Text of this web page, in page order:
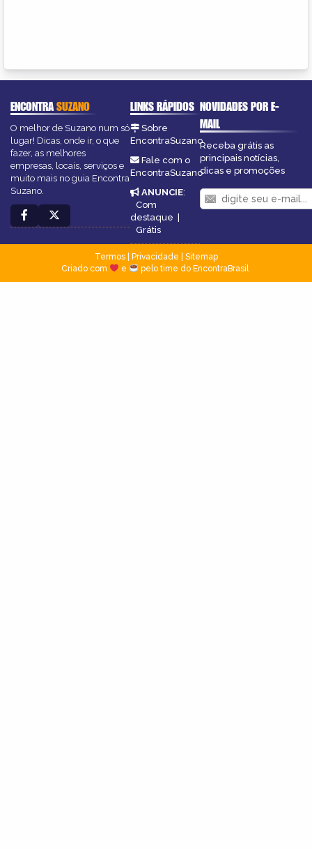
ENCONTRASUZANO
O melhor de Suzano num só
lugar! Dicas, onde ir, o que
fazer, as melhores
empresas, locais, serviços e
muito mais no guia Encontra
Suzano.
LINKS RÁPIDOS
Sobre
EncontraSuzano
Fale com o
EncontraSuzano
ANUNCIE:
Com
destaque |
Grátis
NOVIDADES POR E-
MAIL
Receba grátis as
principais notícias,
dicas e promoções
Termos| Privacidade
Sitemap
Criado com
e pelo time do EncontraBrasil